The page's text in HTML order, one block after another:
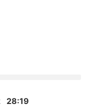
28:19